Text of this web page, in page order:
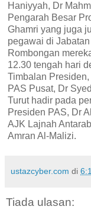
Haniyyah, Dr
Pengarah Besar
Ghamri yang juga
pegawai di
Rombongan
12.30 tengah hari
Timbalan
PAS Pusat, Dr
Turut hadir pada
Presiden PAS, Dr
AJK Lajnah
Amran Al-Malizi.
ustazcyber.com di
Tiada ulasan: